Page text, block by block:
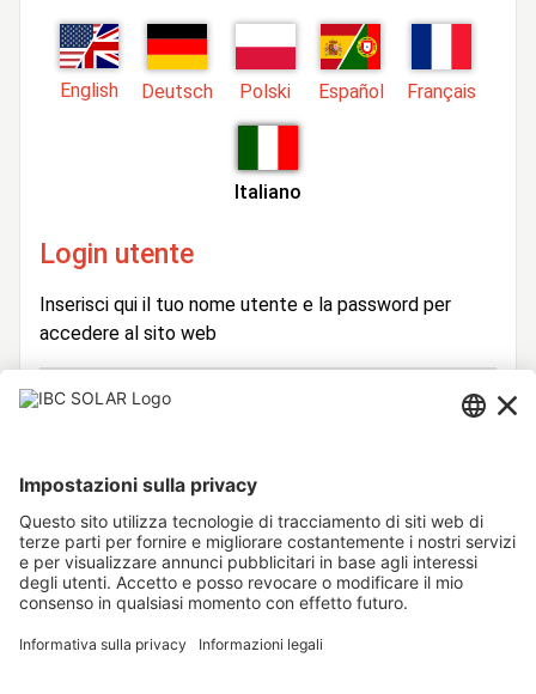
English Deutsch Polski Español Français
Italiano
Login utente
Inserisci qui il tuo nome utente e la password per
accedere al sito web
Login
Utente
Password
Rimani connesso
Hai dimenticato la password?